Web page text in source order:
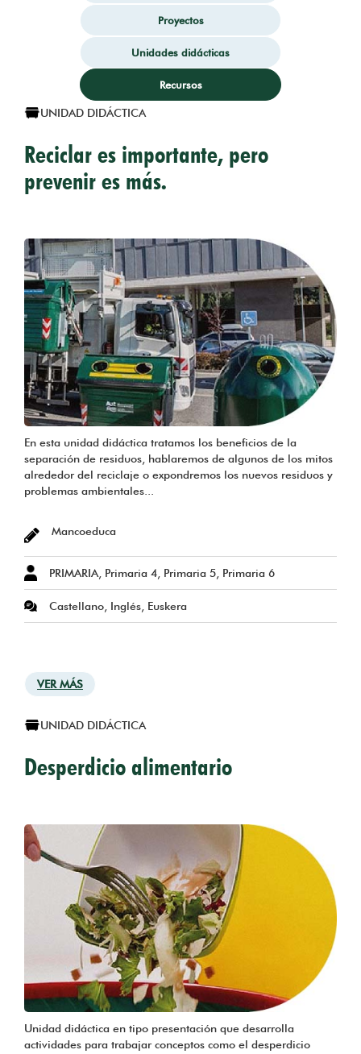
Proyectos
Unidades didácticas
Recursos
UNIDAD DIDÁCTICA
Reciclar es importante, pero
prevenir es más.
En esta unidad didáctica tratamos los beneficios de la
separación de residuos, hablaremos de algunos de los mitos
alrededor del reciclaje o expondremos los nuevos residuos y
problemas ambientales...
Mancoeduca
PRIMARIA, Primaria 4, Primaria 5, Primaria 6
Castellano, Inglés, Euskera
VER MÁS
UNIDAD DIDÁCTICA
Desperdicio alimentario
Unidad didáctica en tipo presentación que desarrolla
actividades para trabajar conceptos como el desperdicio